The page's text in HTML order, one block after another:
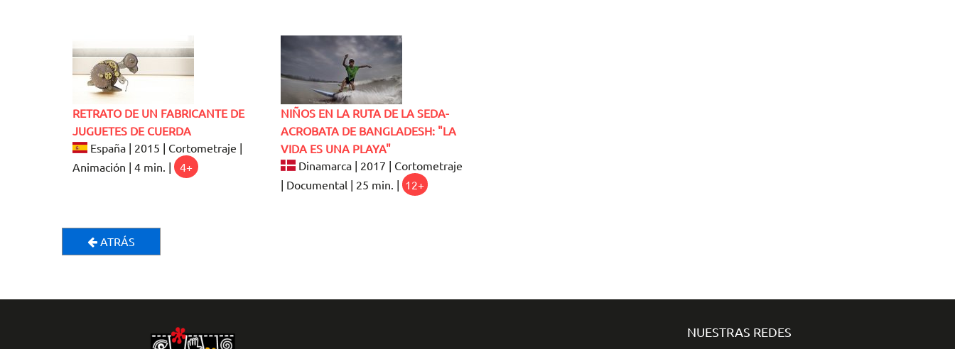
RETRATO DE UN FABRICANTE DE
JUGUETES DE CUERDA
España | 2015 | Cortometraje |
Animación | 4 min. |
4+
NIÑOS EN LA RUTA DE LA SEDA-
ACROBATA DE BANGLADESH: "LA
VIDA ES UNA PLAYA"
Dinamarca | 2017 | Cortometraje
| Documental | 25 min. | 12+
ATRÁS
NUESTRAS REDES